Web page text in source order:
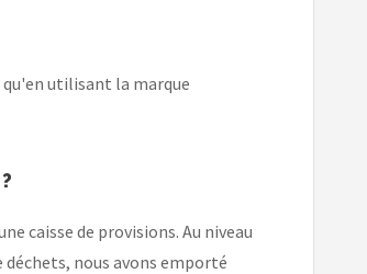
utilisant la marque
caisse de provisions. Au niveau
nous avons emporté